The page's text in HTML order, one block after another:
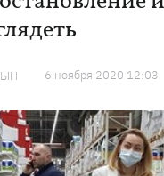
6 ноября 2020 12:03